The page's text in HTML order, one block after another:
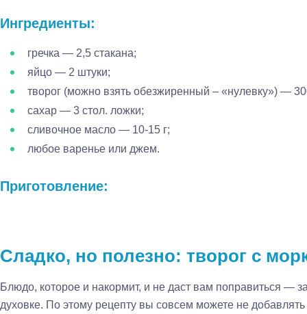
Ингредиенты:
гречка — 2,5 стакана;
яйцо — 2 штуки;
творог (можно взять обезжиренный – «нулевку») —
сахар — 3 стол. ложки;
сливочное масло — 10-15 г;
любое варенье или джем.
Приготовление:
Сладко, но полезно: творог с
Блюдо, которое и накормит, и не даст вам поправиться —
духовке. По этому рецепту вы совсем можете не